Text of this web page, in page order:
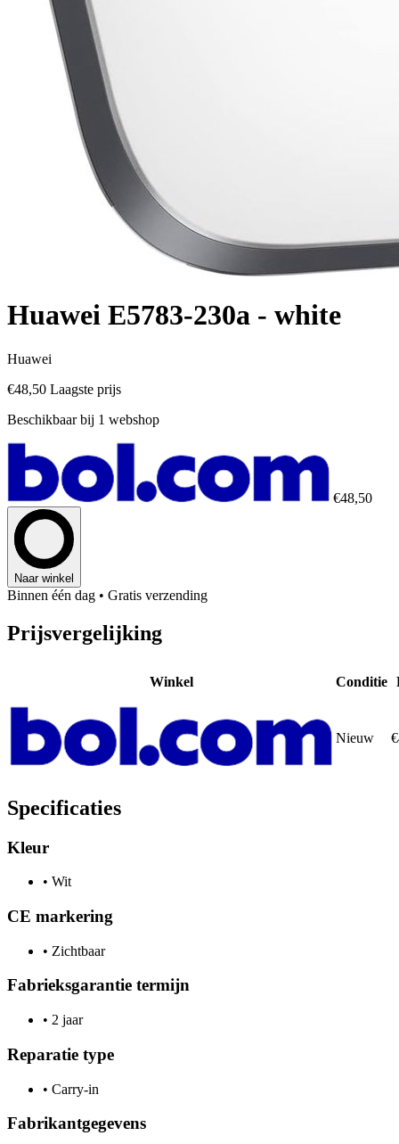
Huawei E5783-230a - white
Huawei
€48,50 Laagste prijs
Beschikbaar bij 1 webshop
€48,50
Naar winkel
Binnen één dag • Gratis verzending
Prijsvergelijking
Winkel Conditie
Nieuw
Specificaties
Kleur
• Wit
CE markering
• Zichtbaar
Fabrieksgarantie termijn
• 2 jaar
Reparatie type
• Carry-in
Fabrikantgegevens